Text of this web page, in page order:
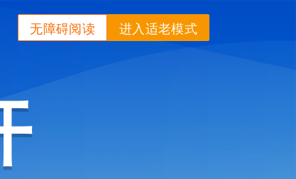
进入适老模式
无障碍阅读